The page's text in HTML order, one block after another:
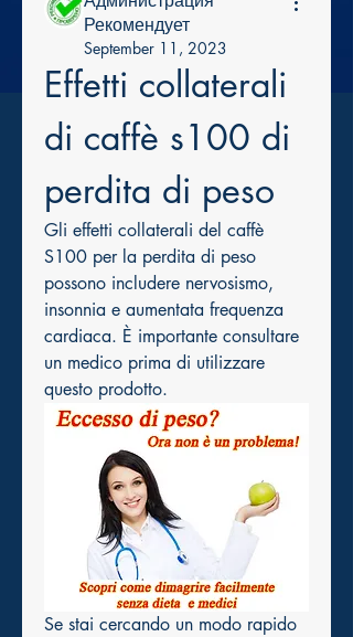
Рекомендует
September 11, 2023
Effetti collaterali
di caffè s100 di
perdita di peso
Gli effetti collaterali del caffè
S100 per la perdita di peso
possono includere nervosismo,
insonnia e aumentata frequenza
cardiaca. È importante consultare
un medico prima di utilizzare
questo prodotto.
Se stai cercando un modo rapido